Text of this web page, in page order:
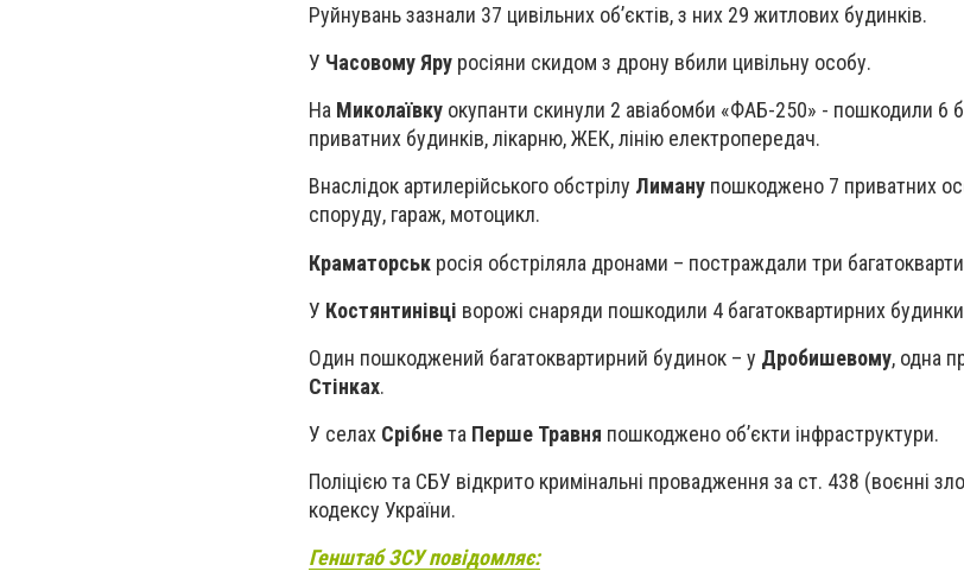
Руйнувань зазнали 37 цивільних об’єктів, з них 29 житлових будинків.
У Часовому Яру росіяни скидом з дрону вбили цивільну особу.
На Миколаївку окупанти скинули 2 авіабомби «ФАБ-250» - пошкодили 6
приватних будинків, лікарню, ЖЕК, лінію електропередач.
Внаслідок артилерійського обстрілу Лиману пошкоджено 7 приватних
споруду, гараж, мотоцикл.
Краматорськ росія обстріляла дронами – постраждали три
У Костянтинівці ворожі снаряди пошкодили 4 багатоквартирних
Один пошкоджений багатоквартирний будинок – у Дробишевому, одна
Стінках.
У селах Срібнета Перше Травня пошкоджено об’єкти інфраструктури.
Поліцією та СБУ відкрито кримінальні провадження за ст. 438 (воєнні
кодексу України.
Генштаб ЗСУ повідомляє: